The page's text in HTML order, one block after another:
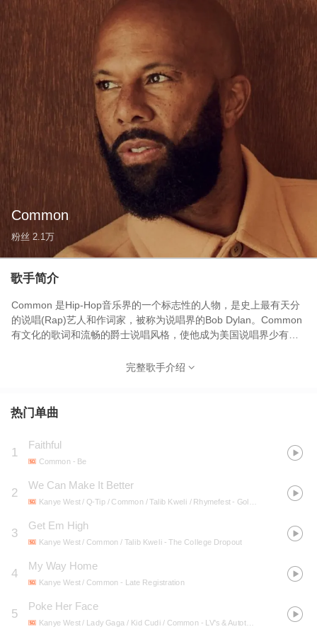
Common
粉丝 2.1万
歌手简介
Common 是Hip-Hop音乐界的一个标志性的人物，是史上最有天分
的说唱(Rap)艺人和作词家，被称为说唱界的Bob Dylan。Common
有文化的歌词和流畅的爵士说唱风格，使他成为美国说唱界少有的
完整歌手介绍
热门单曲
1
Faithful
Common - Be
2
We Can Make It Better
Kanye West / Q-Tip / Common / Talib Kweli / Rhymefest- Gold Digger
3
Get Em High
Kanye West / Common / Talib Kweli - The College Dropout
4
My Way Home
Kanye West / Common - Late Registration
5
Poke Her Face
Kanye West / Lady Gaga / Kid Cudi / Common - LV's & Autotune Vol 2 (Mixtape)